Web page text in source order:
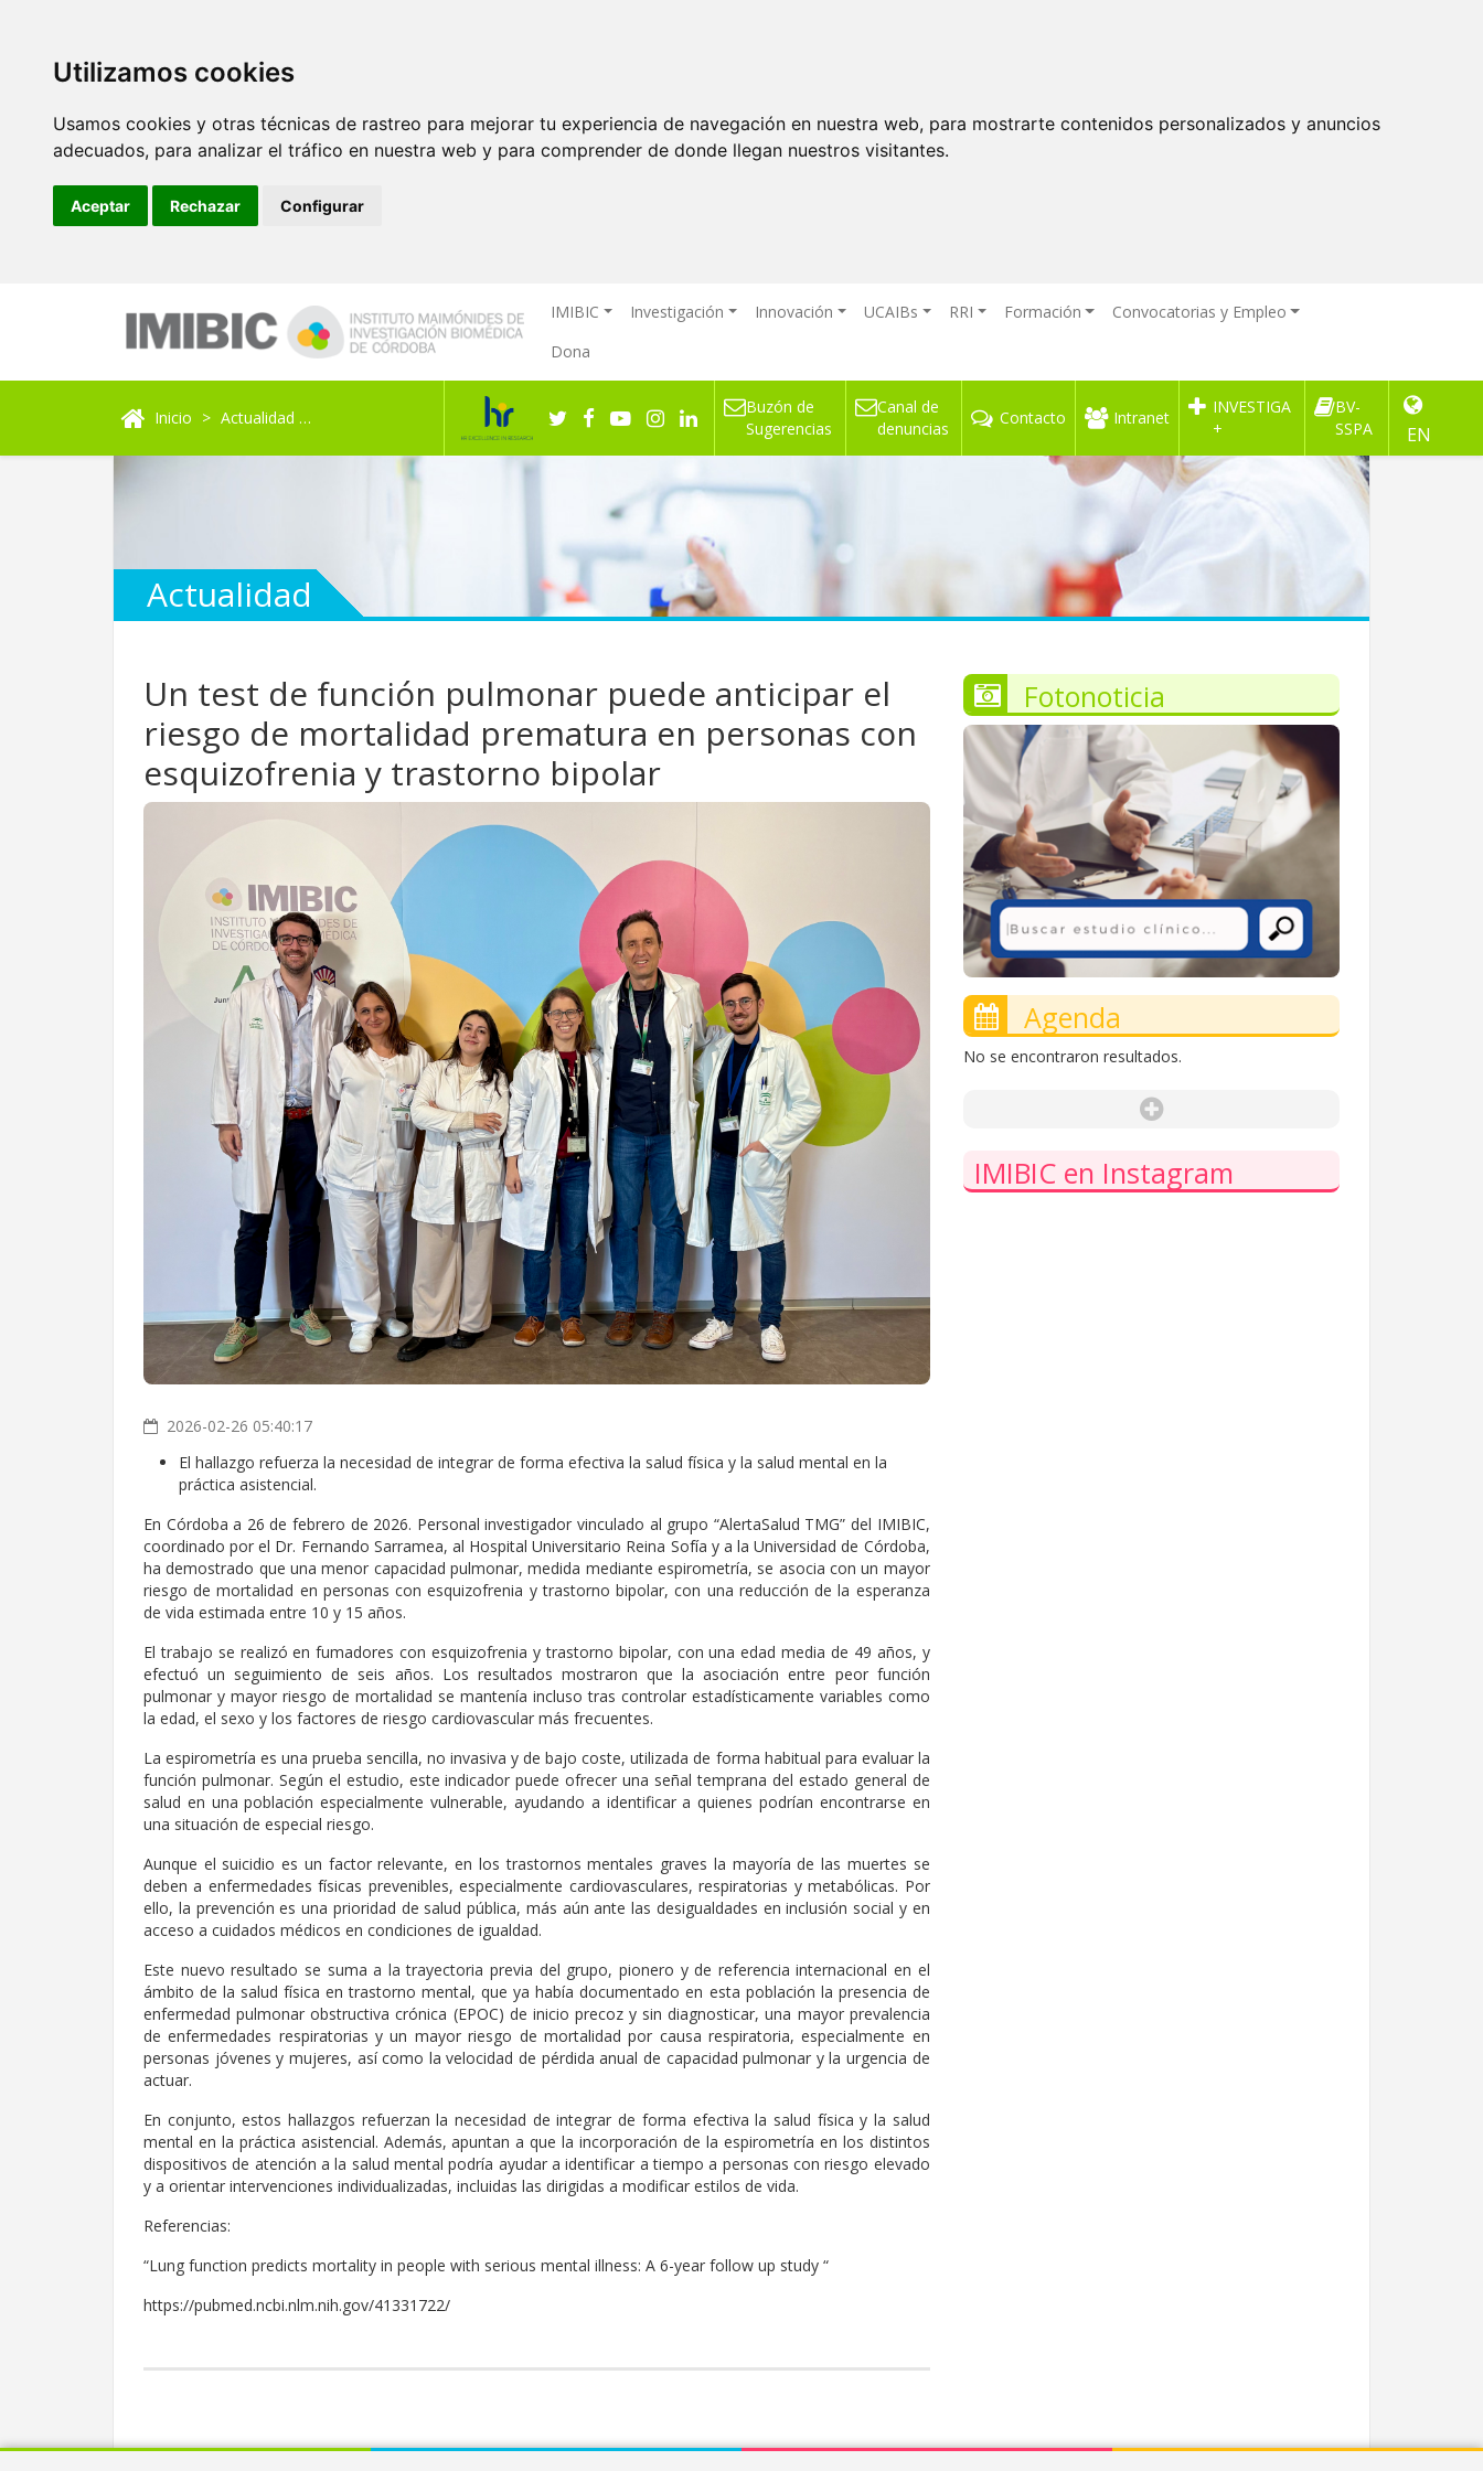
Utilizamos cookies
Usamos cookies y otras técnicas de rastreo para mejorar tu experiencia de navegación en nuestra web, para mostrarte contenidos personalizados y anuncios
adecuados, para analizar el tráfico en nuestra web y para comprender de donde llegan nuestros visitantes.
Aceptar Rechazar Configurar
IMIBIC Investigación Innovación UCAIBs RRI Formación
Convocatorias y Empleo
Dona
Inicio Actualidad Un test de función pulmonar puede anticipar el riesgo de mortalidad prematura en personas con esquizofrenia y trastorno bipolar
Buzón de
Sugerencias
Canal de
denuncias
Contacto Intranet
INVESTIGA
+
BV-
SSPA
EN
Actualidad
Un test de función pulmonar puede anticipar el
riesgo de mortalidad prematura en personas con
esquizofrenia y trastorno bipolar
2026-02-26 05:40:17
El hallazgo refuerza la necesidad de integrar de forma efectiva la salud física y la salud mental en la
práctica asistencial.
En Córdoba a 26 de febrero de 2026. Personal investigador vinculado al grupo “AlertaSalud TMG” del IMIBIC,
coordinado por el Dr. Fernando Sarramea, al Hospital Universitario Reina Sofía y a la Universidad de Córdoba,
ha demostrado que una menor capacidad pulmonar, medida mediante espirometría, se asocia con un mayor
riesgo de mortalidad en personas con esquizofrenia y trastorno bipolar, con una reducción de la esperanza
de vida estimada entre 10 y 15 años.
El trabajo se realizó en fumadores con esquizofrenia y trastorno bipolar, con una edad media de 49 años, y
efectuó un seguimiento de seis años. Los resultados mostraron que la asociación entre peor función
pulmonar y mayor riesgo de mortalidad se mantenía incluso tras controlar estadísticamente variables como
la edad, el sexo y los factores de riesgo cardiovascular más frecuentes.
La espirometría es una prueba sencilla, no invasiva y de bajo coste, utilizada de forma habitual para evaluar la
función pulmonar. Según el estudio, este indicador puede ofrecer una señal temprana del estado general de
salud en una población especialmente vulnerable, ayudando a identificar a quienes podrían encontrarse en
una situación de especial riesgo.
Aunque el suicidio es un factor relevante, en los trastornos mentales graves la mayoría de las muertes se
deben a enfermedades físicas prevenibles, especialmente cardiovasculares, respiratorias y metabólicas. Por
ello, la prevención es una prioridad de salud pública, más aún ante las desigualdades en inclusión social y en
acceso a cuidados médicos en condiciones de igualdad.
Este nuevo resultado se suma a la trayectoria previa del grupo, pionero y de referencia internacional en el
ámbito de la salud física en trastorno mental, que ya había documentado en esta población la presencia de
enfermedad pulmonar obstructiva crónica (EPOC) de inicio precoz y sin diagnosticar, una mayor prevalencia
de enfermedades respiratorias y un mayor riesgo de mortalidad por causa respiratoria, especialmente en
personas jóvenes y mujeres, así como la velocidad de pérdida anual de capacidad pulmonar y la urgencia de
actuar.
En conjunto, estos hallazgos refuerzan la necesidad de integrar de forma efectiva la salud física y la salud
mental en la práctica asistencial. Además, apuntan a que la incorporación de la espirometría en los distintos
dispositivos de atención a la salud mental podría ayudar a identificar a tiempo a personas con riesgo elevado
y a orientar intervenciones individualizadas, incluidas las dirigidas a modificar estilos de vida.
Referencias:
“Lung function predicts mortality in people with serious mental illness: A 6-year follow up study “
https://pubmed.ncbi.nlm.nih.gov/41331722/
Fotonoticia
Agenda
No se encontraron resultados.
IMIBIC en Instagram